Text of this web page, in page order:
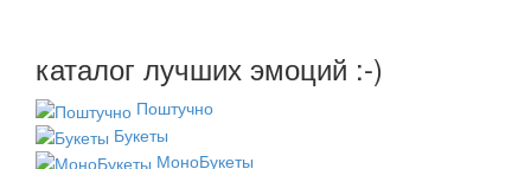
каталог лучших эмоций :-)
Поштучно
Букеты
МоноБукеты